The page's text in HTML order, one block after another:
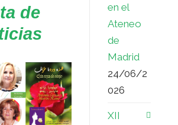
de
en el
Ateneo
de
Madrid
24/06/2
026
XII